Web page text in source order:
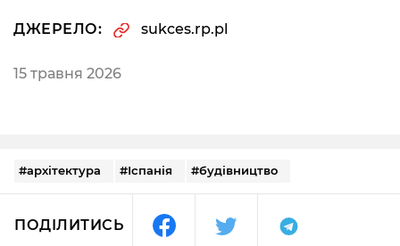
ДЖЕРЕЛО: sukces.rp.pl
15 травня 2026
#архітектура #Іспанія #будівництво
ПОДІЛИТИСЬ